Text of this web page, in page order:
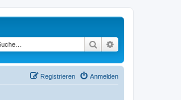
Suche
Anmelden
Registrieren